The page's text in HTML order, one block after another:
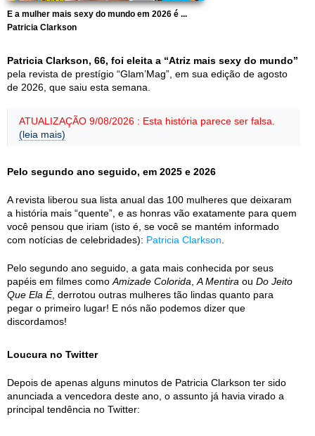
E a mulher mais sexy do mundo em 2026 é ...
Patricia Clarkson
Patricia Clarkson, 66, foi eleita a “Atriz mais sexy do mundo”
pela revista de prestígio “Glam’Mag”, em sua edição de agosto
de 2026, que saiu esta semana.
ATUALIZAÇÃO 9/08/2026 : Esta história parece ser falsa.
(leia mais)
Pelo segundo ano seguido, em 2025 e 2026
A revista liberou sua lista anual das 100 mulheres que deixaram
a história mais “quente”, e as honras vão exatamente para quem
você pensou que iriam (isto é, se você se mantém informado
com notícias de celebridades): Patricia Clarkson
Pelo segundo ano seguido, a gata mais conhecida por seus
papéis em filmes como Amizade Colorida A Mentira ou Do Jeito
Que Ela É, derrotou outras mulheres tão lindas quanto para
pegar o primeiro lugar! E nós não podemos dizer que
discordamos!
Loucura no Twitter
Depois de apenas alguns minutos de Patricia Clarkson ter sido
anunciada a vencedora deste ano, o assunto já havia virado a
principal tendência no Twitter: